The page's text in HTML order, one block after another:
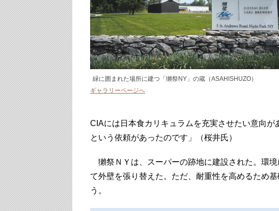
緑に囲まれた場所に建つ「獺祭NY」の蔵（ASAHISHUZO）
ギャラリーページへ
CIAには日本食カリキュラムを充実させたい意向が
という依頼があったのです」（桜井氏）
獺祭ＮＹは、スーパーの跡地に建設された。環
て外壁を張り替えた。ただ、耐重性を高めるため
う。